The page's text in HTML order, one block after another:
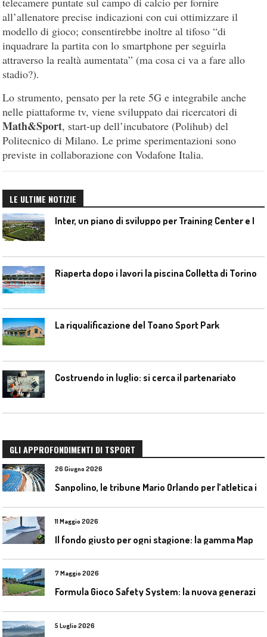
all’allenatore precise indicazioni con cui ottimizzare il
modello di gioco; consentirebbe inoltre al tifoso “di
inquadrare la partita con lo smartphone per seguirla
attraverso la realtà aumentata” (ma cosa ci va a fare allo
stadio?).
Lo strumento, pensato per la rete 5G e integrabile anche
nelle piattaforme tv, viene sviluppato dai ricercatori di
Math&Sport, start-up dell’incubatore (Polihub) del
Politecnico di Milano. Le prime sperimentazioni sono
previste in collaborazione con Vodafone Italia.
LE ULTIME NOTIZIE
Riaperta dopo i lavori la piscina Colletta di Torino
La riqualificazione del Toano Sport Park
Costruendo in luglio: si cerca il partenariato
GLI APPROFONDIMENTI DI TSPORT
26 Giugno 2026
11 Maggio 2026
7 Maggio 2026
5 Luglio 2026